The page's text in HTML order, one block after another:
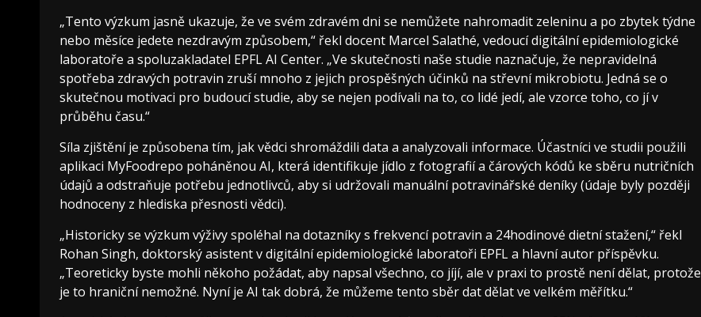
„Tento výzkum jasně ukazuje, že ve svém zdravém dni se nemůžete nahromadit zeleninu a po zbytek týdne
nebo měsíce jedete nezdravým způsobem,“ řekl docent Marcel Salathé, vedoucí digitální epidemiologické
laboratoře a spoluzakladatel EPFL AI Center. „Ve skutečnosti naše studie naznačuje, že nepravidelná
spotřeba zdravých potravin zruší mnoho z jejich prospěšných účinků na střevní mikrobiotu. Jedná se o
skutečnou motivaci pro budoucí studie, aby se nejen podívali na to, co lidé jedí, ale vzorce toho, co jí v
průběhu času.“
Síla zjištění je způsobena tím, jak vědci shromáždili data a analyzovali informace. Účastníci ve studii použili
aplikaci MyFoodrepo poháněnou AI, která identifikuje jídlo z fotografií a čárových kódů ke sběru nutričních
údajů a odstraňuje potřebu jednotlivců, aby si udržovali manuální potravinářské deníky (údaje byly později
hodnoceny z hlediska přesnosti vědci).
„Historicky se výzkum výživy spoléhal na dotazníky s frekvencí potravin a 24hodinové dietní stažení,“ řekl
Rohan Singh, doktorský asistent v digitální epidemiologické laboratoři EPFL a hlavní autor příspěvku.
„Teoreticky byste mohli někoho požádat, aby napsal všechno, co jíjí, ale v praxi to prostě není dělat, protože
je to hraniční nemožné. Nyní je AI tak dobrá, že můžeme tento sběr dat dělat ve velkém měřítku.“